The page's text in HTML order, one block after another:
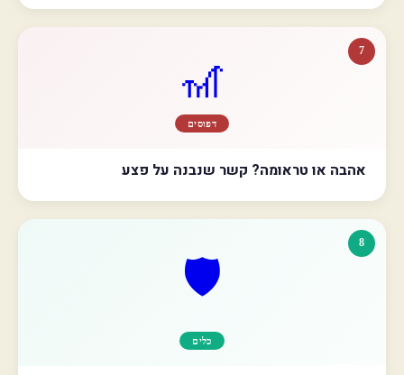
7
🎢
דפוסים
אהבה או טראומה? קשר שנבנה על פצע
8
🛡️
כלים